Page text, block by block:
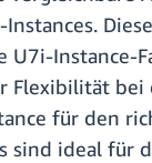
U7i-Instance-
Flexibilität bei
für den
sind ideal für